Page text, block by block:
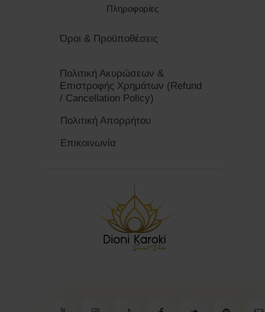
Πληροφορίες
Όροι & Προϋποθέσεις
Πολιτική Ακυρώσεων &
Επιστροφής Χρημάτων (Refund
/ Cancellation Policy)
Πολιτική Απορρήτου
Επικοινωνία